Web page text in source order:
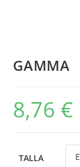
GAMMA
8,76 €
TALLA